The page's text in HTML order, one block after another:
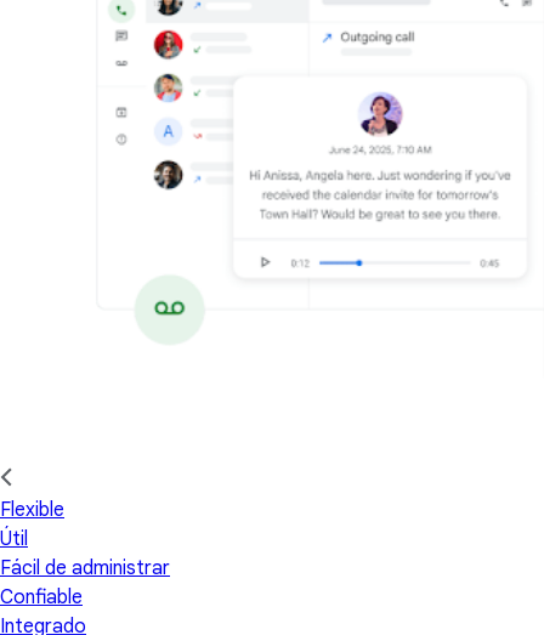
Flexible
Útil
Fácil de administrar
Confiable
Integrado